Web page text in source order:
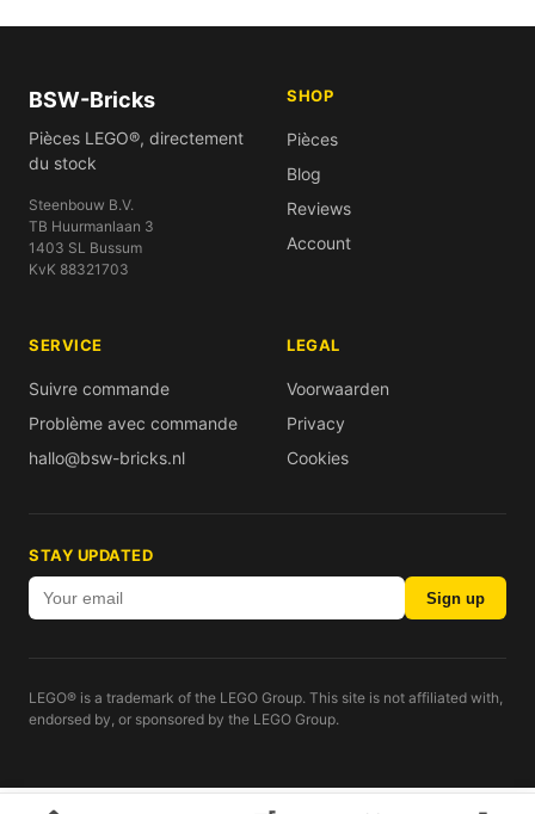
BSW-Bricks
Pièces LEGO®, directement
du stock
Steenbouw B.V.
TB Huurmanlaan 3
1403 SL Bussum
KvK 88321703
SHOP
Pièces
Blog
Reviews
Account
SERVICE
Suivre commande
Problème avec commande
hallo@bsw-bricks.nl
LEGAL
Voorwaarden
Privacy
Cookies
STAY UPDATED
Sign up
LEGO® is a trademark of the LEGO Group. This site is not affiliated with,
endorsed by, or sponsored by the LEGO Group.